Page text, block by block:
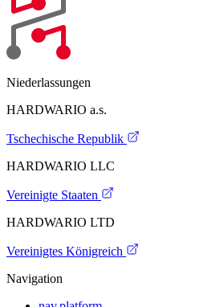
Niederlassungen
HARDWARIO a.s.
Tschechische Republik
HARDWARIO LLC
Vereinigte Staaten
HARDWARIO LTD
Vereinigtes Königreich
Navigation